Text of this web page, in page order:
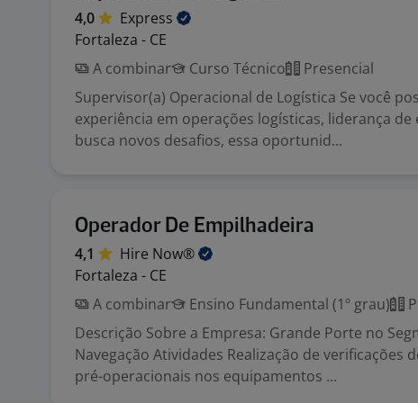
4,0
Express
Fortaleza - CE
A combinar
Curso Técnico
Presencial
Supervisor(a) Operacional de Logística Se você
experiência em operações logísticas, liderança de
busca novos desafios, essa oportunid...
Operador De Empilhadeira
4,1 Hire Now®
Fortaleza - CE
A combinar
Ensino Fundamental (1º grau)
Descrição Sobre a Empresa: Grande Porte no
Navegação Atividades Realização de verificações
pré-operacionais nos equipamentos ...